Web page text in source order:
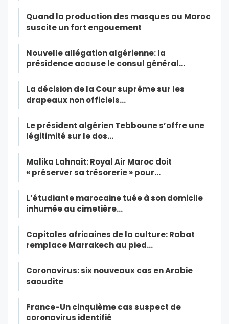
Quand la production des masques au Maroc
suscite un fort engouement
Nouvelle allégation algérienne: la
présidence accuse le consul général…
La décision de la Cour suprême sur les
drapeaux non officiels…
Le président algérien Tebboune s’offre une
légitimité sur le dos…
Malika Lahnait: Royal Air Maroc doit
« préserver sa trésorerie » pour…
L’étudiante marocaine tuée à son domicile
inhumée au cimetière…
Capitales africaines de la culture: Rabat
remplace Marrakech au pied…
Coronavirus: six nouveaux cas en Arabie
saoudite
France-Un cinquième cas suspect de
coronavirus identifié